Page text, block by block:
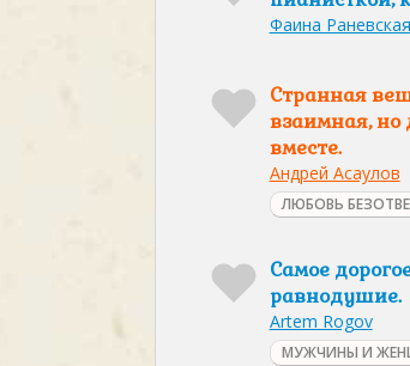
Фаина Раневская
Странная
взаимная, но
вместе.
Андрей Асаулов
ЛЮБОВЬ
Самое
равнодушие.
Artem Rogov
МУЖЧИНЫ И